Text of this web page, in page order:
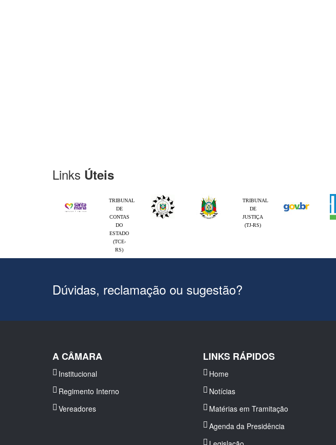
Links Úteis
TRIBUNAL
DE
CONTAS
DO
ESTADO
(TCE-
RS)
TRIBUNAL
DE
JUSTIÇA
(TJ-RS)
Dúvidas, reclamação ou sugestão?
A CÂMARA
Institucional
Regimento Interno
Vereadores
LINKS RÁPIDOS
Home
Notícias
Matérias em Tramitação
Agenda da Presidência